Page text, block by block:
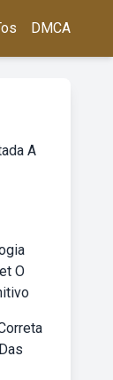
DMCA
A
O